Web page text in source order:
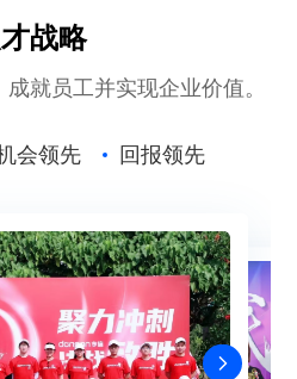
战略
就员工并实现企业价值。
会领先 回报领先